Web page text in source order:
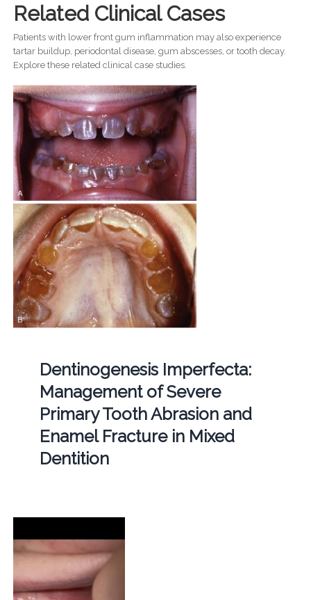
Related Clinical Cases
Patients with lower front gum inflammation may also experience
tartar buildup, periodontal disease, gum abscesses, or tooth decay.
Explore these related clinical case studies.
Dentinogenesis Imperfecta:
Management of Severe
Primary Tooth Abrasion and
Enamel Fracture in Mixed
Dentition